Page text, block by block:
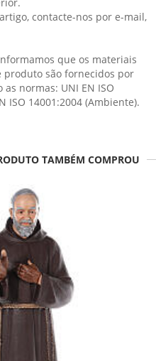
contacte-nos por e-mail,
que os materiais
são fornecidos por
normas: UNI EN ISO
ISO 14001:2004 (Ambiente).
TAMBÉM COMPROU